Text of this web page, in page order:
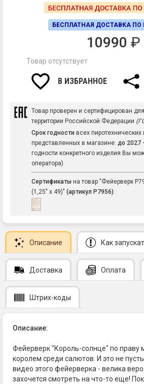
БЕСПЛАТНАЯ ДОСТАВКА ПО
10990 ₽
Товар отсутствует
В ИЗБРАННОЕ
Товар проверен и сертифицирован
территории Российской Федерации
Срок годности всех пиротехнических
представленных в магазине: до 2027
годности конкретного изделия Вы
оператора)
Сертификаты на товар "Фейерверк
(1,25" х 49)" (артикул Р7956):
Описание Как
Доставка Оплата
Штрих-коды
Описание:
Фейерверк "Король-солнце" по праву
королем среди салютов. И это не
видео этого фейерверка - велика
захочется смотреть на что-то еще!